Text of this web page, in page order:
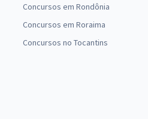
Concursos em Rondônia
Concursos em Roraima
Concursos no Tocantins